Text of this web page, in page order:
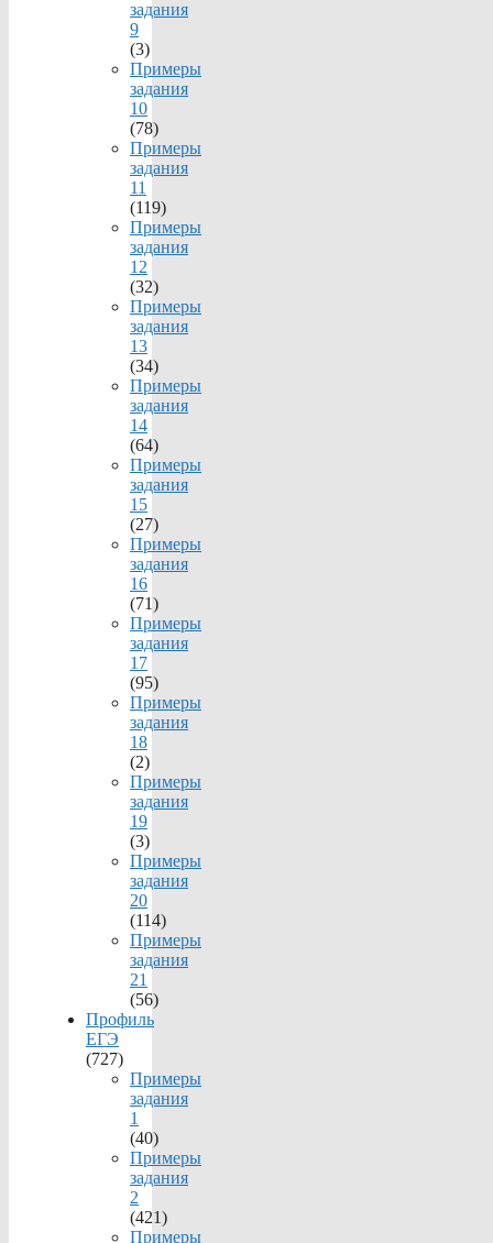
задания
9
(3)
Примеры
задания
10
(78)
Примеры
задания
11
(119)
Примеры
задания
12
(32)
Примеры
задания
13
(34)
Примеры
задания
14
(64)
Примеры
задания
15
(27)
Примеры
задания
16
(71)
Примеры
задания
17
(95)
Примеры
задания
18
(2)
Примеры
задания
19
(3)
Примеры
задания
20
(114)
Примеры
задания
21
(56)
Профиль
ЕГЭ
(727)
Примеры
задания
1
(40)
Примеры
задания
2
(421)
Примеры